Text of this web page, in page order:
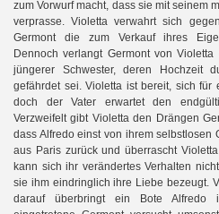
zum Vorwurf macht, dass sie mit seinem
verprasse. Violetta verwahrt sich
Germont die zum Verkauf ihres
Dennoch verlangt Germont von
jüngerer Schwester, deren Hochzeit
gefährdet sei. Violetta ist bereit, sich für
doch der Vater erwartet den
Verzweifelt gibt Violetta den Drängen
dass Alfredo einst von ihrem selbstlosen
aus Paris zurück und überrascht
kann sich ihr verändertes Verhalten
sie ihm eindringlich ihre Liebe bezeugt.
darauf überbringt ein Bote Alfredo